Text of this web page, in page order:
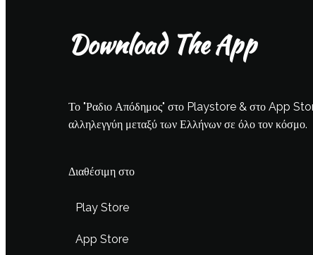
Download The App
Το "Ραδιο Απόδημος" στο Playstore & στο App Store
αλληλεγγύη μεταξύ των Ελλήνων σε όλο τον κόσμο.
Διαθέσιμη στο
Play Store
App Store